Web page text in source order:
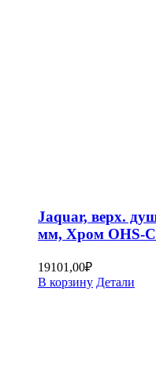
Jaquar, верх.
мм, Хром OHS-
19101,00₽
В корзину Детали